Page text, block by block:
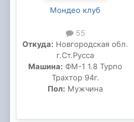
Мондео клуб
55
Откуда: Новгородская обл.
г.Ст.Русса
Машина: ФМ-1 1.8 Турпо
Трахтор 94г.
Пол: Мужчина